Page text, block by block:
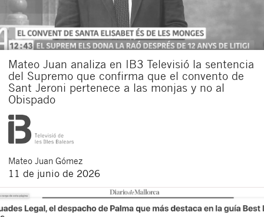
Mateo Juan analiza en IB3 Televisió la sentencia
del Supremo que confirma que el convento de
Sant Jeroni pertenece a las monjas y no al
Obispado
Mateo Juan Gómez
11 de junio de 2026